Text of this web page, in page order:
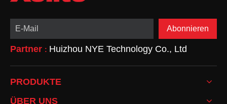
Abonnieren
Partner : Huizhou NYE Technology Co., Ltd
PRODUKTE
ÜBER UNS